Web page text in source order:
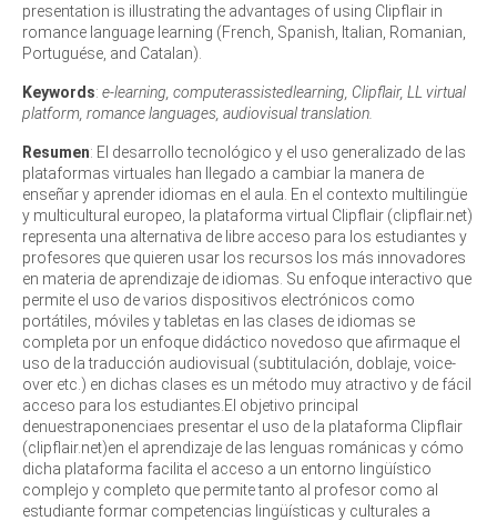
presentation is illustrating the advantages of using Clipflair in
romance language learning (French, Spanish, Italian, Romanian,
Portuguése, and Catalan).
Keywords: e-learning, computerassistedlearning, Clipflair, LL virtual
platform, romance languages, audiovisual translation.
Resumen: El desarrollo tecnológico y el uso generalizado de las
plataformas virtuales han llegado a cambiar la manera de
enseñar y aprender idiomas en el aula. En el contexto multilingüe
y multicultural europeo, la plataforma virtual Clipflair (clipflair.net)
representa una alternativa de libre acceso para los estudiantes y
profesores que quieren usar los recursos los más innovadores
en materia de aprendizaje de idiomas. Su enfoque interactivo que
permite el uso de varios dispositivos electrónicos como
portátiles, móviles y tabletas en las clases de idiomas se
completa por un enfoque didáctico novedoso que afirmaque el
uso de la traducción audiovisual (subtitulación, doblaje, voice-
over etc.) en dichas clases es un método muy atractivo y de fácil
acceso para los estudiantes.El objetivo principal
denuestraponenciaes presentar el uso de la plataforma Clipflair
(clipflair.net)en el aprendizaje de las lenguas románicas y cómo
dicha plataforma facilita el acceso a un entorno lingüístico
complejo y completo que permite tanto al profesor como al
estudiante formar competencias lingüísticas y culturales a